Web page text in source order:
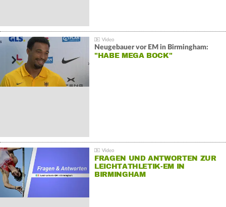
Neugebauer vor EM in Birmingham:
"HABE MEGA BOCK"
FRAGEN UND ANTWORTEN ZUR
LEICHTATHLETIK-EM IN
BIRMINGHAM